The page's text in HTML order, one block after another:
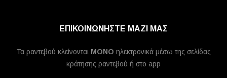
ΕΠΙΚΟΙΝΩΝΗΣΤΕ ΜΑΖΙ ΜΑΣ
Τα ραντεβού κλείνονται MONO ηλεκτρονικά μέσω της σελίδας
κράτησης ραντεβού ή στο app